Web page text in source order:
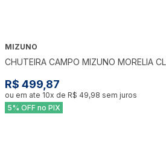
MIZUNO
CHUTEIRA CAMPO MIZUNO MORELIA
R$ 499,87
ou em ate 10x de R$ 49,98 sem juros
5% OFF no PIX